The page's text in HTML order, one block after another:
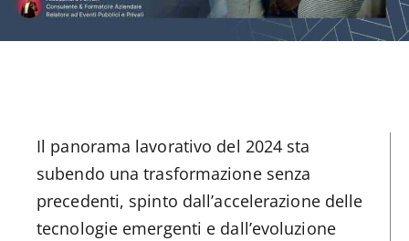
Il panorama lavorativo del 2024 sta
subendo una trasformazione senza
precedenti, spinto dall’accelerazione delle
tecnologie emergenti e dall’evoluzione